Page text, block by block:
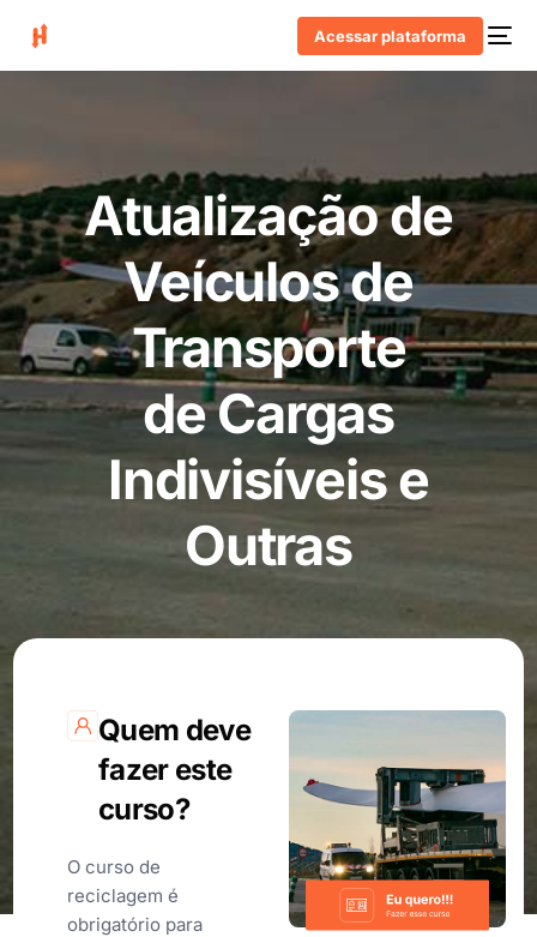
Acessar plataforma
Atualização de
Veículos de
Transporte
de Cargas
Indivisíveis e
Outras
Quem deve
fazer este
curso?
O curso de
reciclagem é
obrigatório para